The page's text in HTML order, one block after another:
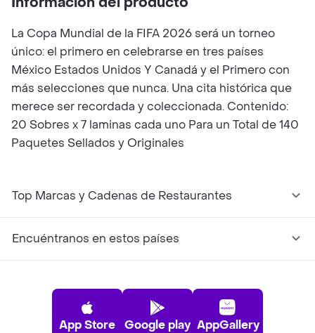
La Copa Mundial de la FIFA 2026 será un torneo
único: el primero en celebrarse en tres países
México Estados Unidos Y Canadá y el Primero con
más selecciones que nunca. Una cita histórica que
merece ser recordada y coleccionada. Contenido:
20 Sobres x 7 laminas cada uno Para un Total de 140
Paquetes Sellados y Originales
Top Marcas y Cadenas de Restaurantes
Encuéntranos en estos países
App Store Google play AppGallery